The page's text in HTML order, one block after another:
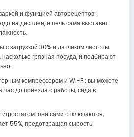
и функцией авторецептов:
на дисплее, и печь сама выставит
загрузкой 30% и датчиком чистоты
грязная посуда, и подбирают
компрессором и Wi-Fi: вы можете
час до приезда с работы, сидя в
они сами отключаются,
55%, предотвращая сырость.